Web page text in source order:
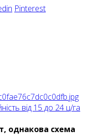
Pinterest
від 15 до 24 ц/га
однакова схема